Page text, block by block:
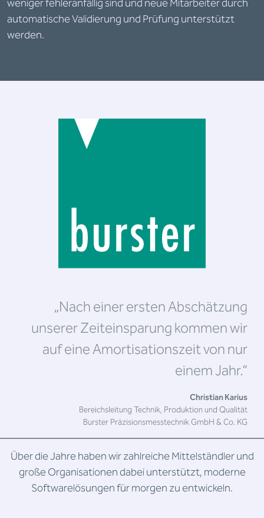
automatische Validierung und Prüfung unterstützt
werden.
„Nach einer ersten Abschätzung
unserer Zeiteinsparung kommen wir
auf eine Amortisationszeit von nur
einem Jahr.“
Christian Karius
Bereichsleitung Technik, Produktion und Qualität
Burster Präzisionsmesstechnik GmbH & Co. KG
Über die Jahre haben wir zahlreiche Mittelständler und
große Organisationen dabei unterstützt, moderne
Softwarelösungen für morgen zu entwickeln.